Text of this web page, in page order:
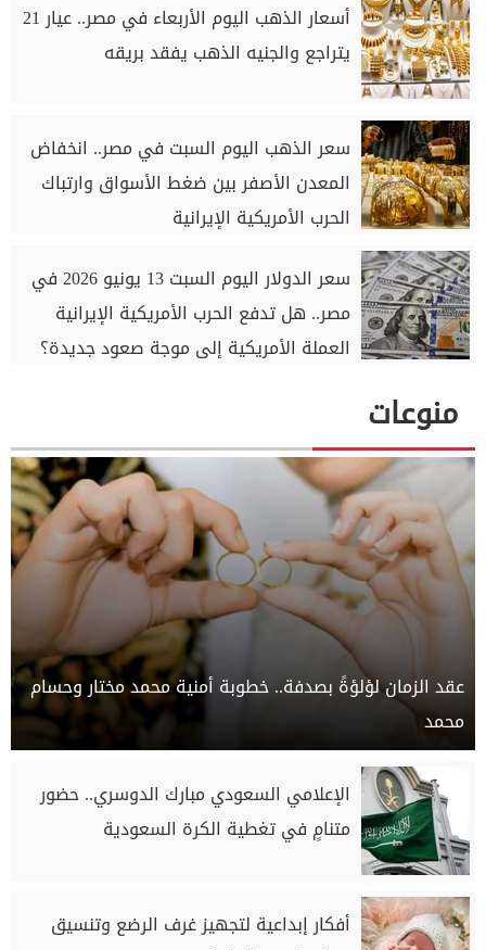
أسعار الذهب اليوم الأربعاء في مصر.. عيار 21
يتراجع والجنيه الذهب يفقد بريقه
سعر الذهب اليوم السبت في مصر.. انخفاض
المعدن الأصفر بين ضغط الأسواق وارتباك
الحرب الأمريكية الإيرانية
سعر الدولار اليوم السبت 13 يونيو 2026 في
مصر.. هل تدفع الحرب الأمريكية الإيرانية
العملة الأمريكية إلى موجة صعود جديدة؟
منوعات
عقد الزمان لؤلؤةً بصدفة.. خطوبة أمنية محمد مختار وحسام
محمد
الإعلامي السعودي مبارك الدوسري.. حضور
متنامٍ في تغطية الكرة السعودية
أفكار إبداعية لتجهيز غرف الرضع وتنسيق